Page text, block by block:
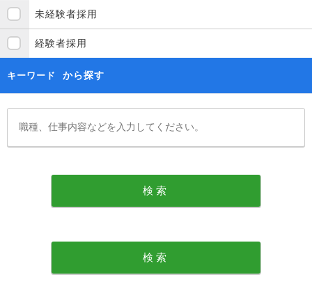
未経験者採用
経験者採用
キーワード から探す